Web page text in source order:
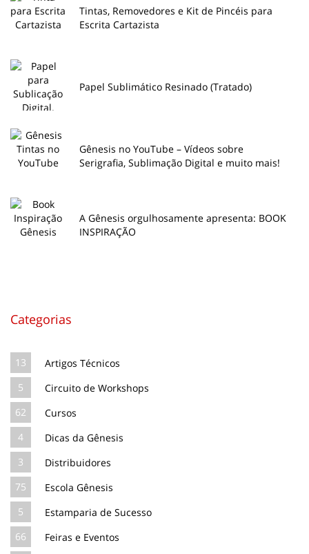
Tintas, Removedores e Kit de Pincéis para
Escrita Cartazista
Papel Sublimático Resinado (Tratado)
Gênesis no YouTube – Vídeos sobre
Serigrafia, Sublimação Digital e muito mais!
A Gênesis orgulhosamente apresenta: BOOK
INSPIRAÇÃO
Categorias
13
Artigos Técnicos
5
Circuito de Workshops
62
Cursos
4
Dicas da Gênesis
3
Distribuidores
75
Escola Gênesis
5
Estamparia de Sucesso
66
Feiras e Eventos